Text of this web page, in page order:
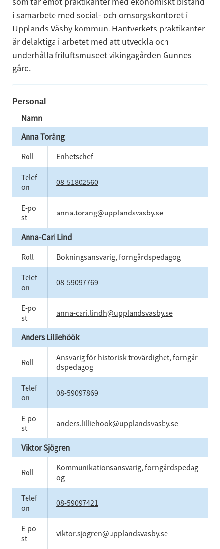
i samarbete med social- och omsorgskontoret i
Upplands Väsby kommun. Hantverkets praktikanter
är delaktiga i arbetet med att utveckla och
underhålla friluftsmuseet vikingagården Gunnes
gård.
Personal
Namn
Anna Toräng
Roll Enhetschef
Telef
on
08-51802560
E-po
st
anna.torang@upplandsvasby.se
Anna-Cari Lind
Roll Bokningsansvarig, forngårdspedagog
Telef
on
08-59097769
E-po
st
anna-cari.lindh@upplandsvasby.se
Anders Lilliehöök
Roll
Ansvarig för historisk trovärdighet, forngår
dspedagog
Telef
on
08-59097869
E-po
st
anders.lilliehook@upplandsvasby.se
Viktor Sjögren
Roll
Kommunikationsansvarig, forngårdspedag
og
Telef
on
08-59097421
E-po
st
viktor.sjogren@upplandsvasby.se